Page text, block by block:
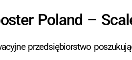
Poland –
przedsiębiorstwo